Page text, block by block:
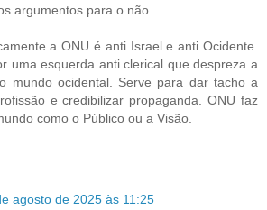
argumentos para o não.
a ONU é anti Israel e anti Ocidente.
uma esquerda anti clerical que despreza a
mundo ocidental. Serve para dar tacho a
e credibilizar propaganda. ONU faz
como o Público ou a Visão.
agosto de 2025 às 11:25